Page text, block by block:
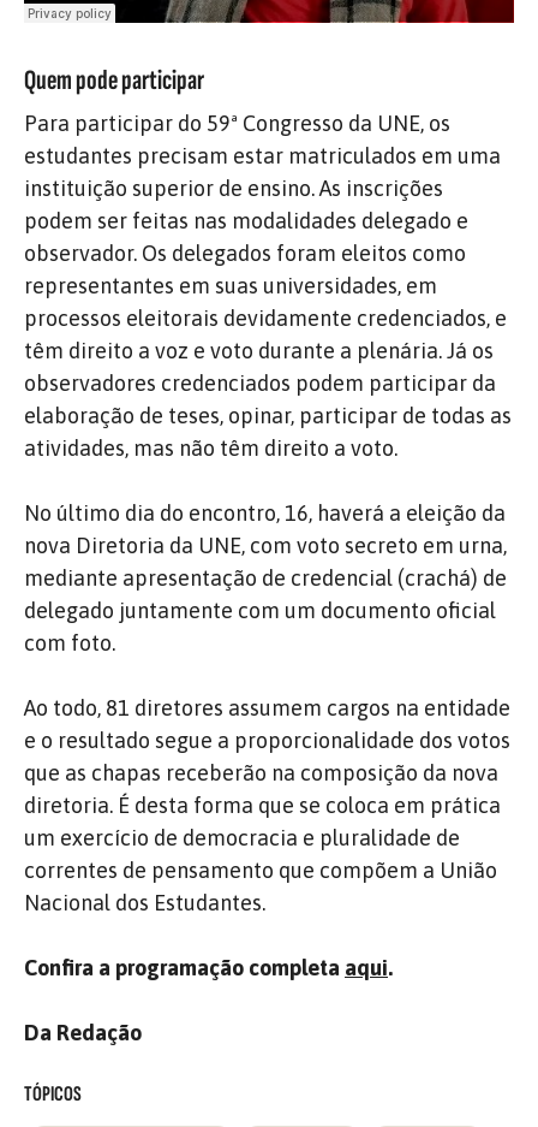
Quem pode participar
Para participar do 59ª Congresso da UNE, os
estudantes precisam estar matriculados em uma
instituição superior de ensino. As inscrições
podem ser feitas nas modalidades delegado e
observador. Os delegados foram eleitos como
representantes em suas universidades, em
processos eleitorais devidamente credenciados, e
têm direito a voz e voto durante a plenária. Já os
observadores credenciados podem participar da
elaboração de teses, opinar, participar de todas as
atividades, mas não têm direito a voto.
No último dia do encontro, 16, haverá a eleição da
nova Diretoria da UNE, com voto secreto em urna,
mediante apresentação de credencial (crachá) de
delegado juntamente com um documento oficial
com foto.
Ao todo, 81 diretores assumem cargos na entidade
e o resultado segue a proporcionalidade dos votos
que as chapas receberão na composição da nova
diretoria. É desta forma que se coloca em prática
um exercício de democracia e pluralidade de
correntes de pensamento que compõem a União
Nacional dos Estudantes.
Confira a programação completa aqui.
Da Redação
TÓPICOS